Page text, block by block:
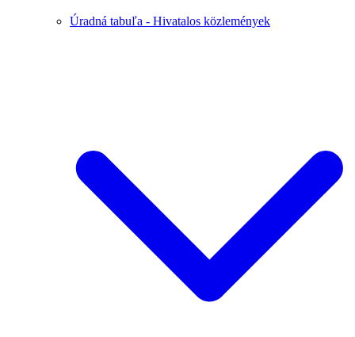
Úradná tabuľa - Hivatalos közlemények